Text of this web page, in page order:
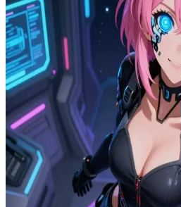
诺娃 (Nova)